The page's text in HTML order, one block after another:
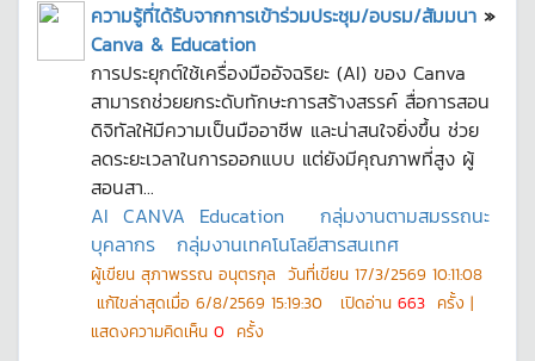
ความรู้ที่ได้รับจากการเข้าร่วมประชุม/อบรม/สัมมนา »
Canva & Education
การประยุกต์ใช้เครื่องมืออัจฉริยะ (AI) ของ Canva
สามารถช่วยยกระดับทักษะการสร้างสรรค์ สื่อการสอน
ดิจิทัลให้มีความเป็นมืออาชีพ และน่าสนใจยิ่งขึ้น ช่วย
ลดระยะเวลาในการออกแบบ แต่ยังมีคุณภาพที่สูง ผู้
สอนสา...
AI CANVA Education
กลุ่มงานตามสมรรถนะ
บุคลากร
กลุ่มงานเทคโนโลยีสารสนเทศ
ผู้เขียน สุภาพรรณ อนุตรกุล วันที่เขียน 17/3/2569 10:11:08
แก้ไขล่าสุดเมื่อ 6/8/2569 15:19:30 เปิดอ่าน 663 ครั้ง |
แสดงความคิดเห็น 0 ครั้ง